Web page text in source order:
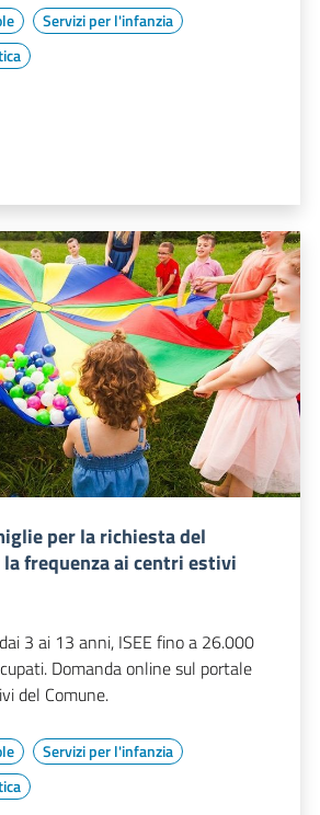
Servizi per l'infanzia
per la richiesta del
frequenza ai centri estivi
3 ai 13 anni, ISEE fino a 26.000
Domanda online sul portale
del Comune.
Servizi per l'infanzia